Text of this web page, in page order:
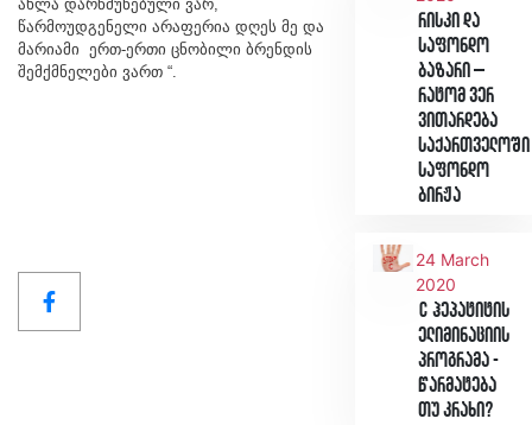
ახლა დარწმუნებული ვარ,
წარმოუდგენელი არაფერია დღეს მე და
მარიამი ერთ-ერთი ცნობილი ბრენდის
შემქმნელები ვართ “.
რისკი და
საფონდო
ბაზარი –
რატომ ვერ
ვითარდება
საქართველოში
საფონდო
ბირჟა
24 March
2020
C ჰეპატიტის
ელიმინაციის
პროგრამა -
წარმატება
თუ კრახი?